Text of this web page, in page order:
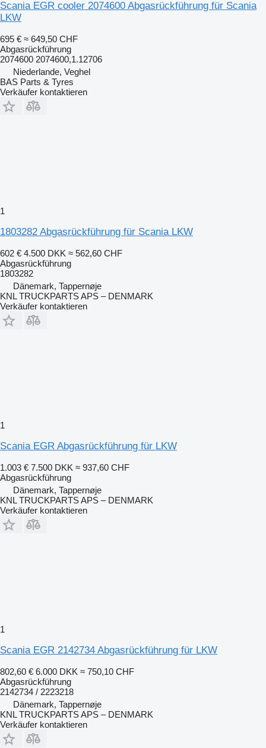
Scania EGR cooler 2074600 Abgasrückführung für Scania
LKW
695 € ≈ 649,50 CHF
Abgasrückführung
2074600 2074600,1.12706
Niederlande, Veghel
BAS Parts & Tyres
Verkäufer kontaktieren
1
1803282 Abgasrückführung für Scania LKW
602 € 4.500 DKK ≈ 562,60 CHF
Abgasrückführung
1803282
Dänemark, Tappernøje
KNL TRUCKPARTS APS – DENMARK
Verkäufer kontaktieren
1
Scania EGR Abgasrückführung für LKW
1.003 € 7.500 DKK ≈ 937,60 CHF
Abgasrückführung
Dänemark, Tappernøje
KNL TRUCKPARTS APS – DENMARK
Verkäufer kontaktieren
1
Scania EGR 2142734 Abgasrückführung für LKW
802,60 € 6.000 DKK ≈ 750,10 CHF
Abgasrückführung
2142734 / 2223218
Dänemark, Tappernøje
KNL TRUCKPARTS APS – DENMARK
Verkäufer kontaktieren